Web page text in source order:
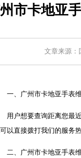
央广场）A1座办公楼14
塔7层704室（需提前预约
南塔写字楼15层07室（需
1701室（需提前预约）
层05室（需提前预约）
层1104室（需提前预约）
（需提前预约）
2406B室（需提前预约）
9层902室（需提前预约）
中心写字楼（芙蓉广场）
市卡地亚
文章来源：
一、广州市卡地亚手表
用户想要查询距离您最
以直接拨打我们的服务
二、广州市卡地亚手表